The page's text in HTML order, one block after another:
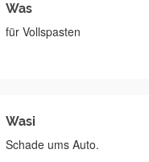
Was
für Vollspasten
Wasi
Schade ums Auto.